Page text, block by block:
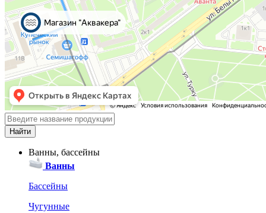
Ванны, бассейны
Ванны
Бассейны
Чугунные